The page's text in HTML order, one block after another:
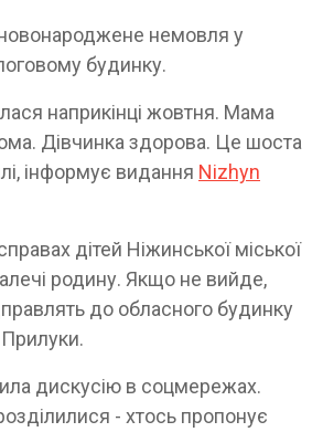
немовля у
будинку.
наприкінці жовтня. Мама
Дівчинка здорова. Це шоста
інформує видання Nizhyn
дітей Ніжинської міської
родину. Якщо не вийде,
до обласного будинку
дискусію в соцмережах.
- хтось пропонує